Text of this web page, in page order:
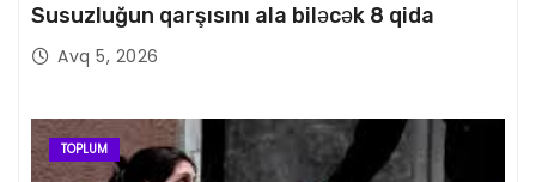
Susuzluğun qarşısını ala biləcək 8 qida
Avq 5, 2026
TOPLUM